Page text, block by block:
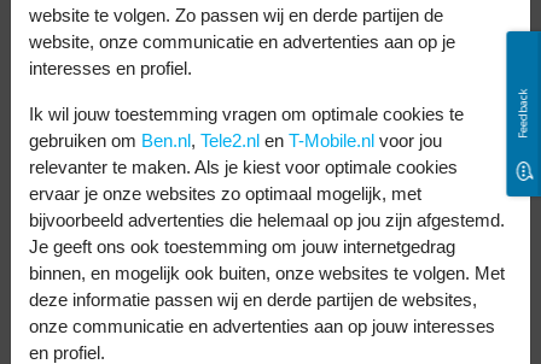
Welke telefoons bij
mij krijgen sowieso
Android 12?
Zo. Wil je ook een telefoon met Android 12?
Ik laat je zien welke telefoons Android 12
Feedback
website te volgen. Zo passen wij en derde partijen de
website, onze communicatie en advertenties aan op je
interesses en profiel.
Ik wil jouw toestemming vragen om optimale cookies te
gebruiken om Ben.nl, Tele2.nl en T-Mobile.nl voor jou
relevanter te maken. Als je kiest voor optimale cookies
ervaar je onze websites zo optimaal mogelijk, met
bijvoorbeeld advertenties die helemaal op jou zijn afgestemd.
Je geeft ons ook toestemming om jouw internetgedrag
binnen, en mogelijk ook buiten, onze websites te volgen. Met
deze informatie passen wij en derde partijen de websites,
onze communicatie en advertenties aan op jouw interesses
en profiel.